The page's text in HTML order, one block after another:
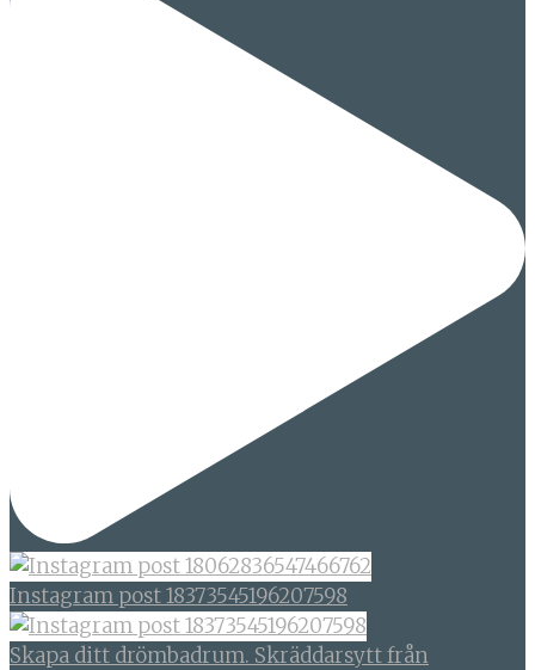
Instagram post 18373545196207598
Skapa ditt drömbadrum. Skräddarsytt från